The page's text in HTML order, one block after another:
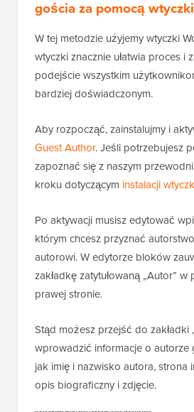
gościa za pomocą
W tej metodzie użyjemy wtyczki
wtyczki znacznie ułatwia proces i
podejście wszystkim
bardziej doświadczonym.
Aby rozpocząć, zainstalujmy i
Guest Author. Jeśli potrzebujesz
zapoznać się z naszym
kroku dotyczącym instalacji
Po aktywacji musisz edytować
którym chcesz przyznać
autorowi. W edytorze bloków
zakładkę zatytułowaną „Autor” w
prawej stronie.
Stąd możesz przejść do zakładki
wprowadzić informacje o autorze
jak imię i nazwisko autora, strona
opis biograficzny i zdjęcie.